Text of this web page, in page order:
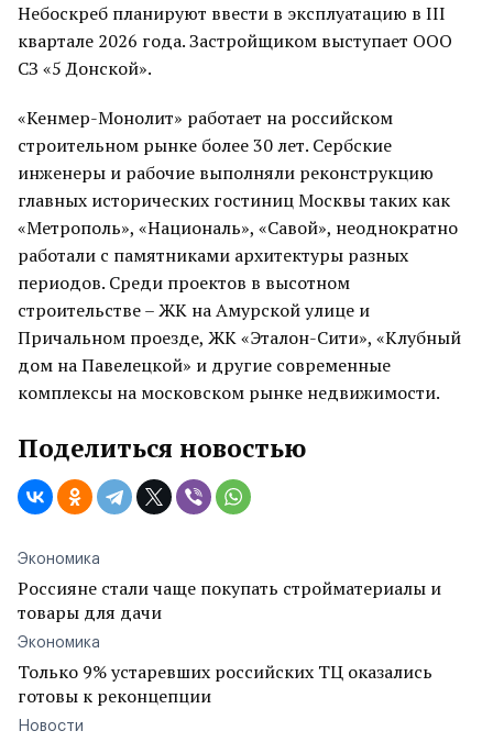
Небоскреб планируют ввести в эксплуатацию в III
квартале 2026 года. Застройщиком выступает ООО
СЗ «5 Донской».
«Кенмер-Монолит» работает на российском
строительном рынке более 30 лет. Сербские
инженеры и рабочие выполняли реконструкцию
главных исторических гостиниц Москвы таких как
«Метрополь», «Националь», «Савой», неоднократно
работали с памятниками архитектуры разных
периодов. Среди проектов в высотном
строительстве – ЖК на Амурской улице и
Причальном проезде, ЖК «Эталон-Сити», «Клубный
дом на Павелецкой» и другие современные
комплексы на московском рынке недвижимости.
Поделиться новостью
Экономика
Россияне стали чаще покупать стройматериалы и
товары для дачи
Экономика
Только 9% устаревших российских ТЦ оказались
готовы к реконцепции
Новости